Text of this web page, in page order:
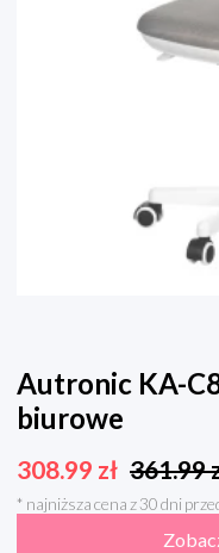
Autronic KA-
biurowe
308.99 zł 361.99
* najniższa cena z 30 dni